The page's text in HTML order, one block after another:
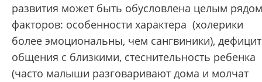
развития может быть обусловлена целым рядом
факторов: особенности характера (холерики
более эмоциональны, чем сангвиники), дефицит
общения с близкими, стеснительность ребенка
(часто малыши разговаривают дома и молчат